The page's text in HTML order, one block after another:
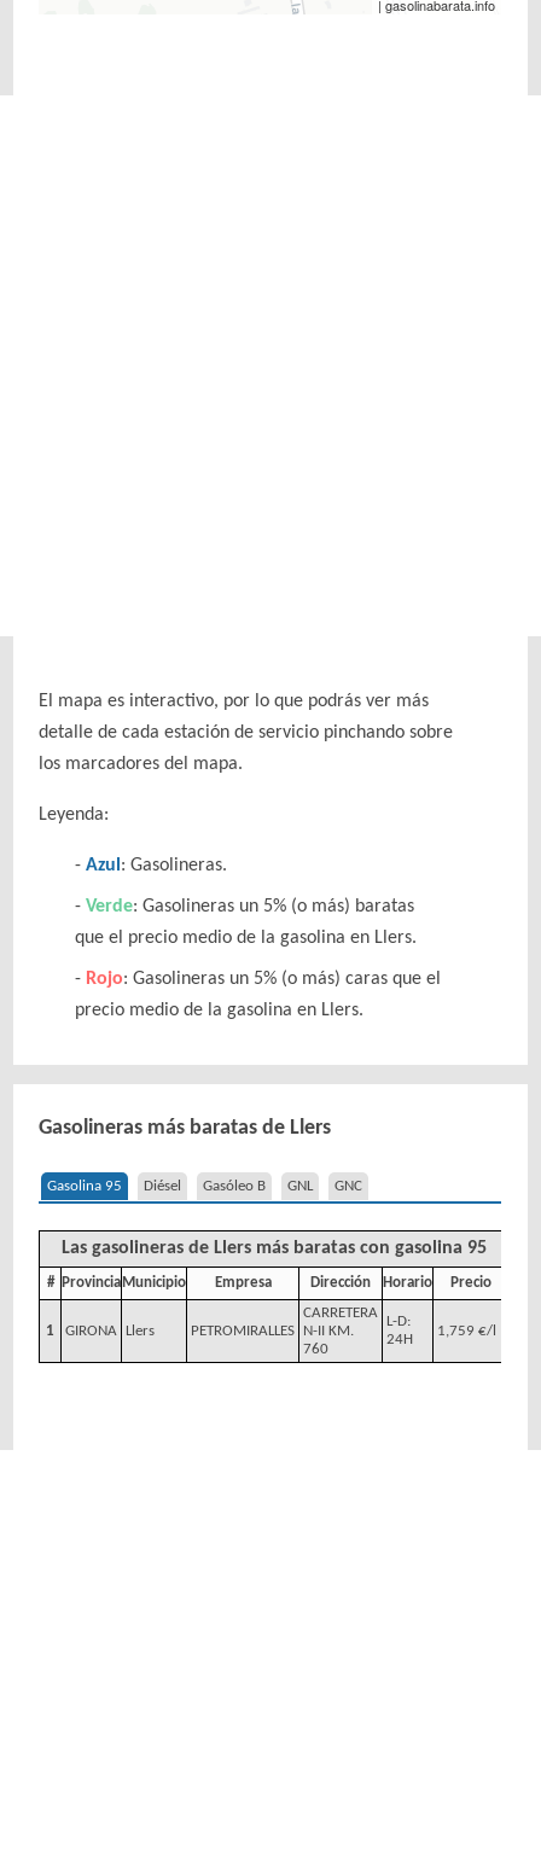
| gasolinabarata.info
El mapa es interactivo, por lo que podrás ver más
detalle de cada estación de servicio pinchando sobre
los marcadores del mapa.
Leyenda:
Azul : Gasolineras.
Verde: Gasolineras un 5% (o más) baratas
que el precio medio de la gasolina en Llers.
Rojo: Gasolineras un 5% (o más) caras que el
precio medio de la gasolina en Llers.
Gasolineras más baratas de Llers
Gasolina 95 Diésel Gasóleo B GNL GNC
Las gasolineras de Llers más baratas con gasolina 95
# Provincia Municipio Empresa Dirección Horario Precio
1 GIRONA Llers PETROMIRALLES
CARRETERA
N-II KM.
760
L-D:
24H
1,759 €/l